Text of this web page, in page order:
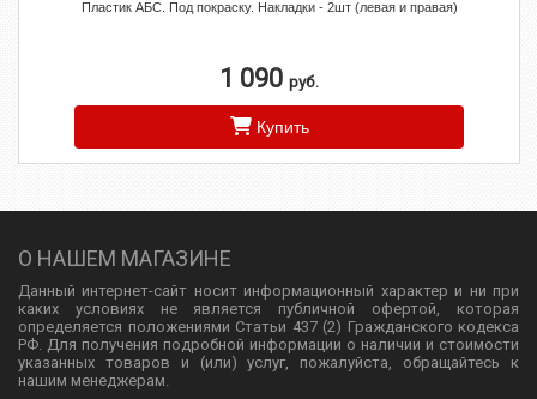
Пластик АБС. Под покраску. Накладки - 2шт (левая и правая)
1 090 руб.
Купить
О НАШЕМ МАГАЗИНЕ
Данный интернет-сайт носит информационный характер и ни при
каких условиях не является публичной офертой, которая
определяется положениями Статьи 437 (2) Гражданского кодекса
РФ. Для получения подробной информации о наличии и стоимости
указанных товаров и (или) услуг, пожалуйста, обращайтесь к
нашим менеджерам.